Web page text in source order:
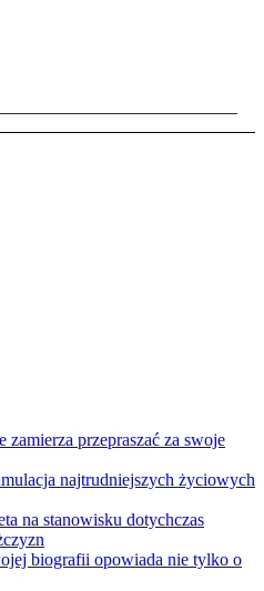
zamierza przepraszać za swoje
najtrudniejszych życiowych
na stanowisku dotychczas
biografii opowiada nie tylko o